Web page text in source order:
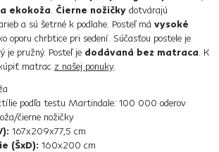
ekokoža. Čierne nožičky dotvárajú
a sú šetrné k podlahe. Posteľ má vysoké
oporu chrbtice pri sedení. Súčasťou postele je
je pružný. Posteľ je dodávaná bez matraca. K
matrac z našej ponuky.
podľa testu Martindale: 100 000 oderov
čierne nožičky
167x209x77,5 cm
(ŠxD): 160x200 cm